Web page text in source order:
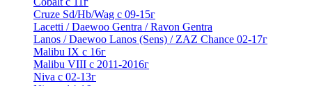
Cruze Sd/Hb/Wag c 09-15г
Lacetti / Daewoo Gentra / Ravon Gentra
Lanos / Daewoo Lanos (Sens) / ZAZ Chance 02-17г
Malibu IX с 16г
Malibu VIII с 2011-2016г
Niva с 02-13г